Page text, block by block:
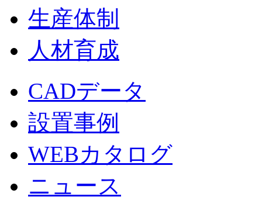
生産体制
人材育成
CADデータ
設置事例
WEBカタログ
ニュース